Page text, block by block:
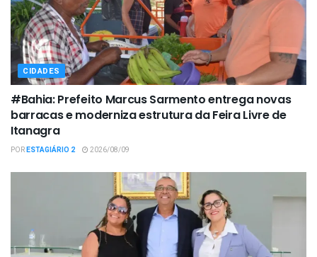
CIDADES
#Bahia: Prefeito Marcus Sarmento entrega novas
barracas e moderniza estrutura da Feira Livre de
Itanagra
PORESTAGIÁRIO 2 2026/08/09